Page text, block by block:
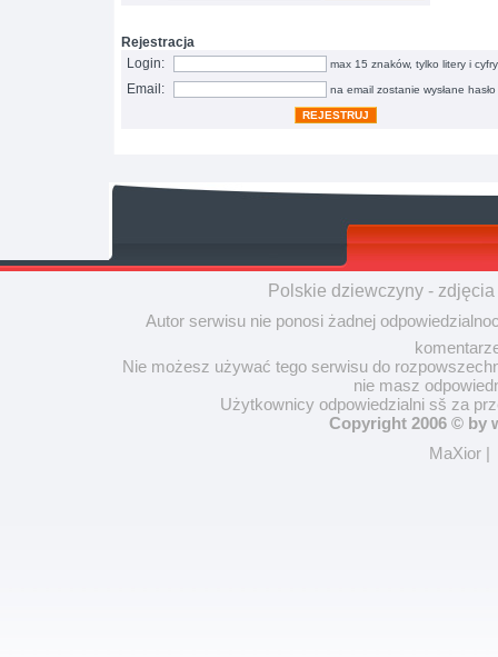
Rejestracja
Login:
max 15 znaków, tylko litery i cyfry
Email: na email zostanie wysłane hasło
REJESTRUJ
Polskie dziewczyny -
Autor serwisu nie ponosi żadnej
Nie możesz używać tego serwisu do
nie masz
Użytkownicy odpowiedzialni sš za
Copyright 2006 © by
MaXior |